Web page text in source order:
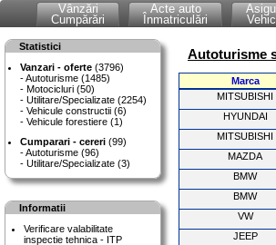
Vânzări
Cumpărări
Acte auto
Înmatriculări
Statistici
Vanzari - oferte (3796)
Autoturisme (1485)
Motocicluri (50)
Utilitare/Specializate (2254)
Vehicule constructii (6)
Vehicule forestiere (1)
Cumparari - cereri (99)
Autoturisme (96)
Utilitare/Specializate (3)
Informatii
Verificare valabilitate
inspectie tehnica - ITP
Autoturisme
Marca
MITSUBISHI
HYUNDAI
MITSUBISHI
MAZDA
BMW
BMW
VW
JEEP